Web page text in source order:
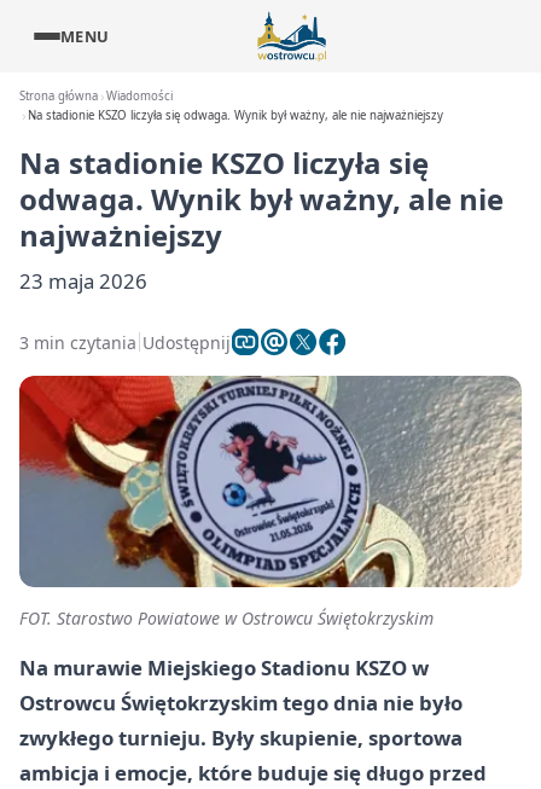
MENU
Strona główna Wiadomości
Na stadionie KSZO liczyła się odwaga. Wynik był ważny, ale nie najważniejszy
Na stadionie KSZO liczyła się
odwaga. Wynik był ważny, ale nie
najważniejszy
23 maja 2026
3 min czytania Udostępnij
FOT. Starostwo Powiatowe w Ostrowcu Świętokrzyskim
Na murawie Miejskiego Stadionu KSZO w
Ostrowcu Świętokrzyskim tego dnia nie było
zwykłego turnieju. Były skupienie, sportowa
ambicja i emocje, które buduje się długo przed